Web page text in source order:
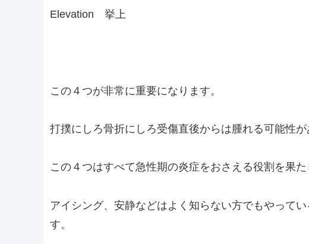
Elevation 挙上
この４つが非常に重要になります。
打撲にしろ骨折にしろ受傷直後からは腫れる可能性が
この４つはすべて急性期の炎症をおさえる役割を果た
アイシング、安静などはよく知らない方でもやって
す。